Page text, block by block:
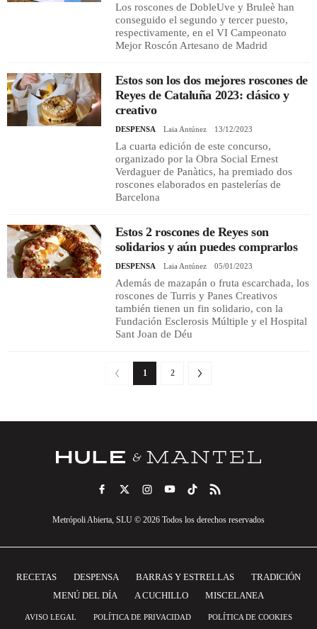
Los roscones de DobleUve y Bruleè han
conseguido el segundo y tercer puesto,
respectivamente, en el VI Campeonato
Mejor Roscón Artesano de Madrid
Estos son los dos mejores roscones de
Reyes de Cataluña 2023: clásico y
creativo
DESPENSA Laia Antúnez 13/12/2023
La cuarta edición de este concurso,
organizado por la Obra Social Ernest
Verdaguer de Panàtics, ha premiado dos
roscones elaborados en pastelerías de
Barcelona
Estos 2 roscones de Reyes son
solidarios y aún puedes comprarlos
DESPENSA Laia Antúnez 05/01/2023
Además de mazapán o fruta escarchada, los
roscones de Turris y Panes Creativos
también tienen un fin solidario, con la
Fundación Esclerosis Múltiple y el Hospital
Sant Joan de Déu
1 2
Metrópoli Abierta, SLU © 2026 Todos los derechos reservados
RECETAS DESPENSA BARRAS Y ESTRELLAS
TRADICIÓN
MENÚ DEL DÍA
A CUCHILLO MISCELANEA
AVISO LEGAL POLÍTICA DE PRIVACIDAD POLÍTICA DE COOKIES